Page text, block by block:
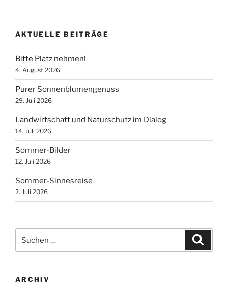
AKTUELLE BEITRÄGE
Bitte Platz nehmen!
4. August 2026
Purer Sonnenblumengenuss
29. Juli 2026
Landwirtschaft und Naturschutz im Dialog
14. Juli 2026
Sommer-Bilder
12. Juli 2026
Sommer-Sinnesreise
2. Juli 2026
nach:
ARCHIV